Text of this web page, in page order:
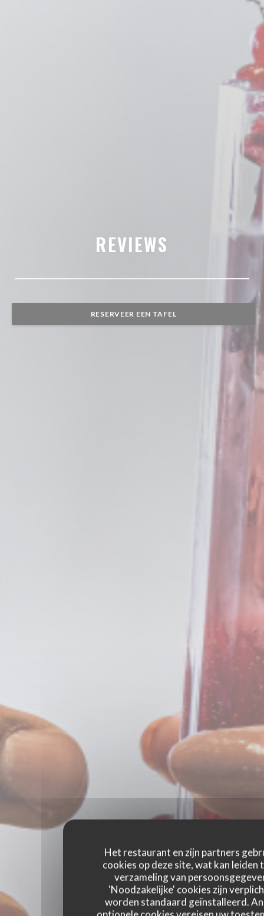
Het restaurant en zijn partners
cookies op deze site, wat kan leiden
verzameling van
'Noodzakelijke' cookies zijn
worden standaard geïnstalleerd.
REVIEWS
RESERVEER EEN TAFEL